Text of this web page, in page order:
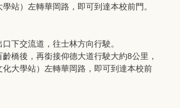
站）左轉華岡路，即可到達本校前門。
下交流道，往士林方向行駛。
橋後，再銜接仰德大道行駛大約8公里，
化大學站）左轉華岡路，即可到達本校前